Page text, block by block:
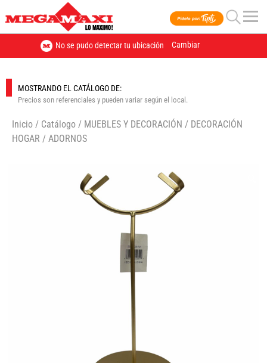
No se pudo detectar tu ubicación Cambiar
MOSTRANDO EL CATÁLOGO DE:
Precios son referenciales y pueden variar según el local.
Inicio / Catálogo / MUEBLES Y DECORACIÓN / DECORACIÓN
HOGAR / ADORNOS